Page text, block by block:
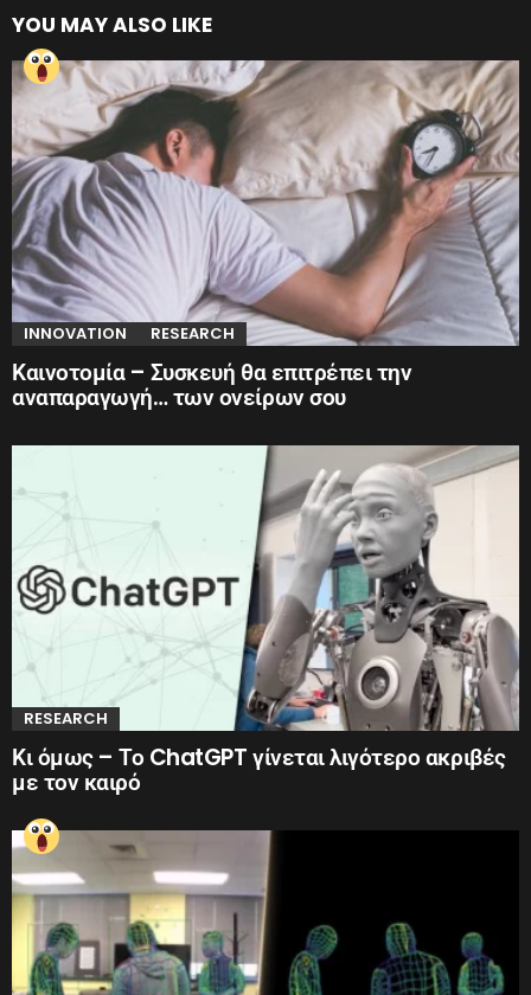
YOU MAY ALSO LIKE
INNOVATION RESEARCH
Καινοτομία – Συσκευή θα επιτρέπει την
αναπαραγωγή… των ονείρων σου
RESEARCH
Κι όμως – Το ChatGPT γίνεται λιγότερο ακριβές
με τον καιρό